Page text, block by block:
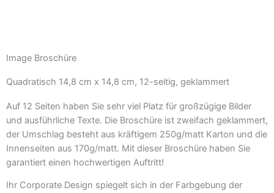
Image Broschüre
Quadratisch 14,8 cm x 14,8 cm, 12-seitig, geklammert
Auf 12 Seiten haben Sie sehr viel Platz für großzügige Bilder
und ausführliche Texte. Die Broschüre ist zweifach geklammert,
der Umschlag besteht aus kräftigem 250g/matt Karton und die
Innenseiten aus 170g/matt. Mit dieser Broschüre haben Sie
garantiert einen hochwertigen Auftritt!
Ihr Corporate Design spiegelt sich in der Farbgebung der